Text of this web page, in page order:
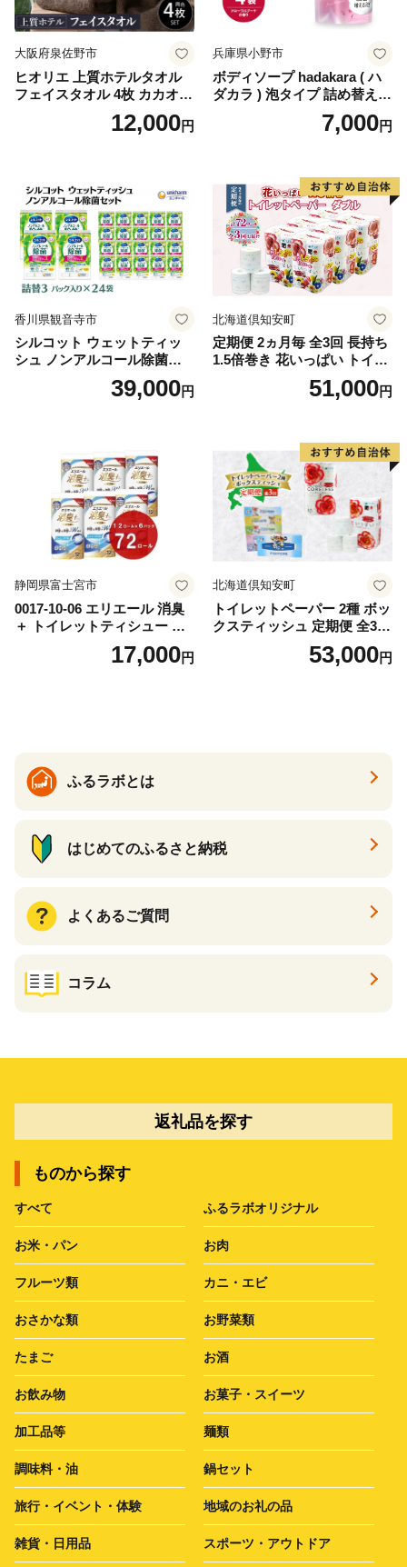
大阪府泉佐野市
ヒオリエ 上質ホテルタオル
フェイスタオル 4枚 カカオ
【タオル 泉州タオル 吸水 普
段使い 無地 シンプル 日用品
12,000円
兵庫県小野市
ボディソープ hadakara ( ハ
ダカラ ) 泡タイプ 詰め替え 4
40ml×4袋 ボディーソープ 泡
ボディソープ 泡 日用品 消耗
泡石鹸 石鹸 兵庫 兵庫県 小野
7,000円
香川県観音寺市
シルコット ウェットティッ
シュ ノンアルコール除菌詰
替（43枚×3P）×24袋 日用品
おもちゃ 拭き取り 手拭き 外
39,000円
北海道倶知安町
定期便 2ヵ月毎 全3回 長持ち
1.5倍巻き 花いっぱい トイレ
ットペーパー ダブル 45ｍ 計
72ロール 全18種 花柄 プリン
ー 消耗品 備蓄 送料無料 北海
道 倶知安町 日用品
51,000円
静岡県富士宮市
0017-10-06 エリエール 消臭
＋ トイレットティシュー し
っかり香るフレッシュクリア
の香り ダブル 12ロール×6パ
17,000円
北海道倶知安町
トイレットペーパー 2種 ボッ
クスティッシュ 定期便 全3
回 日本製 まとめ買い 防災
常備品 日用雑貨 消耗品 生活
53,000円
ふるラボとは
はじめてのふるさと納税
よくあるご質問
コラム
返礼品を探す
ものから探す
すべて ふるラボオリジナル
お米・パン お肉
フルーツ類 カニ・エビ
おさかな類 お野菜類
たまご お酒
お飲み物 お菓子・スイーツ
加工品等 麺類
調味料・油 鍋セット
旅行・イベント・体験 地域のお礼の品
雑貨・日用品 スポーツ・アウトドア